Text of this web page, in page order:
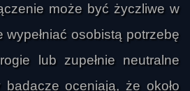
może być życzliwe w
wypełniać osobistą potrzebę
lub zupełnie neutralne
badacze oceniają, że około